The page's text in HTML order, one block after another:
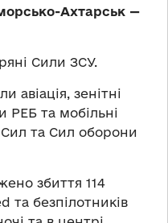
Ахтарськ —
Сили ЗСУ.
авіація, зенітні
РЕБ та мобільні
Сил та Сил оборони
збиття 114
безпілотників